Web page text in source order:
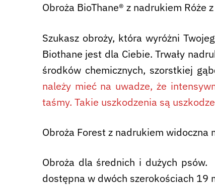
Obroża BioThane® z nadrukiem Róże
Szukasz obroży, która wyróżni
Biothane jest dla Ciebie. Trwały
środków chemicznych, szorstkiej
należy mieć na uwadze, że
taśmy. Takie uszkodzenia są
Obroża Forest z nadrukiem widoczna
Obroża dla średnich i dużych psów.
dostępna w dwóch szerokościach 19